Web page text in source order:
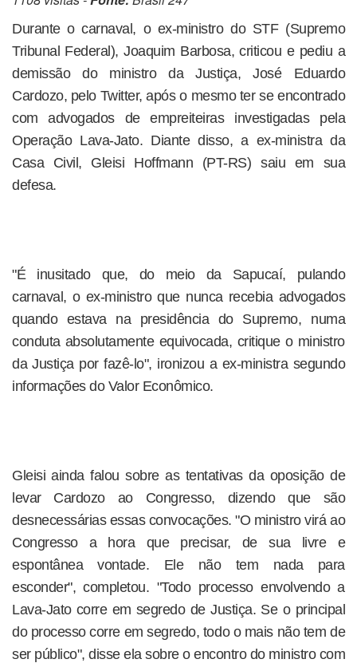
Durante o carnaval, o ex-ministro do STF (Supremo
Tribunal Federal), Joaquim Barbosa, criticou e pediu a
demissão do ministro da Justiça, José Eduardo
Cardozo, pelo Twitter, após o mesmo ter se encontrado
com advogados de empreiteiras investigadas pela
Operação Lava-Jato. Diante disso, a ex-ministra da
Casa Civil, Gleisi Hoffmann (PT-RS) saiu em sua
defesa.
"É inusitado que, do meio da Sapucaí, pulando
carnaval, o ex-ministro que nunca recebia advogados
quando estava na presidência do Supremo, numa
conduta absolutamente equivocada, critique o ministro
da Justiça por fazê-lo", ironizou a ex-ministra segundo
informações do Valor Econômico.
Gleisi ainda falou sobre as tentativas da oposição de
levar Cardozo ao Congresso, dizendo que são
desnecessárias essas convocações. "O ministro virá ao
Congresso a hora que precisar, de sua livre e
espontânea vontade. Ele não tem nada para
esconder", completou. "Todo processo envolvendo a
Lava-Jato corre em segredo de Justiça. Se o principal
do processo corre em segredo, todo o mais não tem de
ser público", disse ela sobre o encontro do ministro com